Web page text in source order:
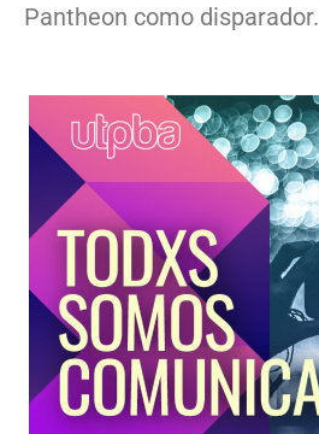
Pantheon como disparador.